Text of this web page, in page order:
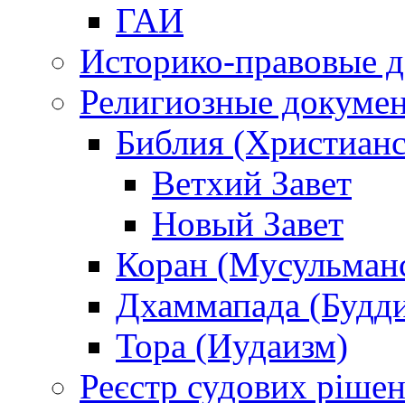
ГАИ
Историко-правовые
Религиозные
Библия
Ветхий Завет
Новый Завет
Коран
Дхаммапада
Тора (Иудаизм)
Реєстр судових